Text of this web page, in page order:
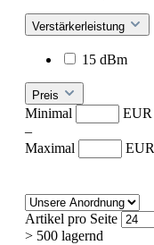
Verstärkerleistung
15 dBm
Preis
Minimal
EUR
–
Maximal
EUR
Artikel pro Seite
> 500 lagernd